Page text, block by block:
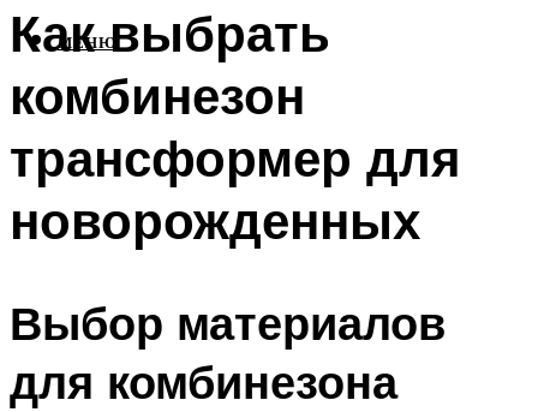
МЕНЮ
Как выбрать
комбинезон
трансформер для
новорожденных
Выбор материалов
для комбинезона